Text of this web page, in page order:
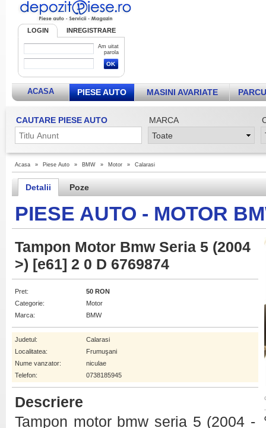
LOGIN INREGISTRARE
Am uitat
parola
ACASA PIESE AUTO MASINI AVARIATE
CAUTARE PIESE AUTO MARCA
Acasa » Piese Auto » BMW » Motor » Calarasi
Detalii Poze
PIESE AUTO - MOTOR
Tampon Motor Bmw Seria 5 (2004
>) [e61] 2 0 D 6769874
Pret:
50 RON
Categorie:
Motor
Marca:
BMW
Judetul:
Calarasi
Localitatea:
Frumuşani
Nume vanzator:
niculae
Telefon:
0738185945
Descriere
Tampon motor bmw seria 5 (2004 -